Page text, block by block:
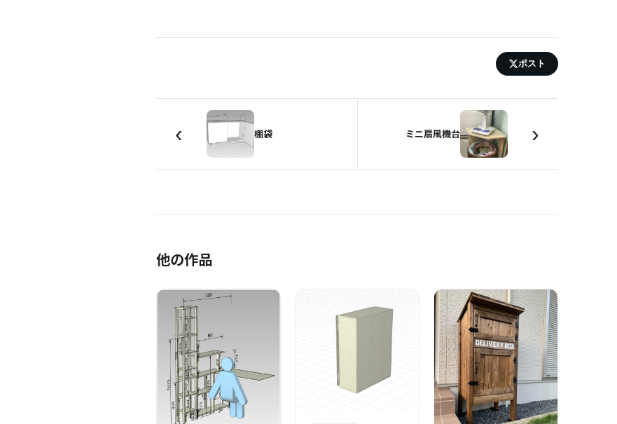
ポスト
‹ 棚袋 ミニ扇風機台 ›
他の作品